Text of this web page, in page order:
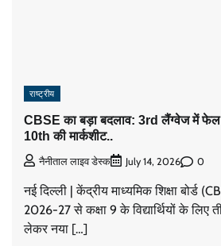
राष्ट्रीय
CBSE का बड़ा बदलाव: 3rd लैंग्वेज में
10th की मार्कशीट..
नैनीताल लाइव डेस्क July 14, 2026 0
नई दिल्ली | केंद्रीय माध्यमिक शिक्षा बोर्ड
2026-27 से कक्षा 9 के विद्यार्थियों के लिए
लेकर नया […]